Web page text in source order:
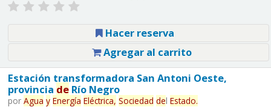
Hacer reserva
Agregar al carrito
Estación transformadora San Antoni Oeste,
provincia deRío Negro
por Agua y Energía Eléctrica, Sociedad del Estado.